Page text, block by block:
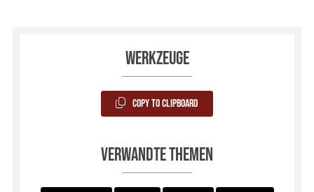
Werkzeuge
Copy to Clipboard
Verwandte Themen